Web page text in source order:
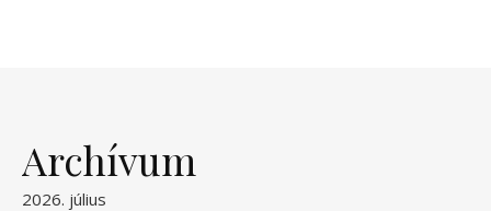
Archívum
2026. július